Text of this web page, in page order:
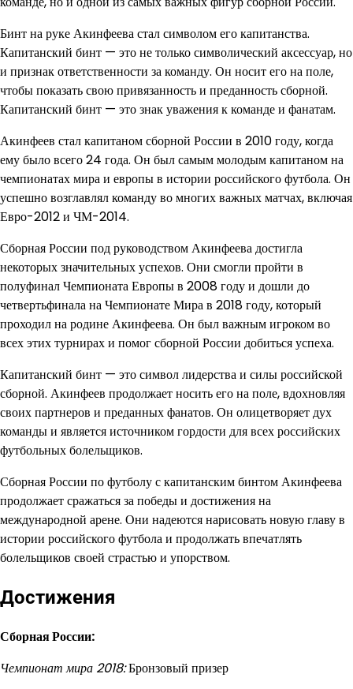
Бинт на руке Акинфеева стал символом его капитанства.
Капитанский бинт — это не только символический аксессуар, но
и признак ответственности за команду. Он носит его на поле,
чтобы показать свою привязанность и преданность сборной.
Капитанский бинт — это знак уважения к команде и фанатам.
Акинфеев стал капитаном сборной России в 2010 году, когда
ему было всего 24 года. Он был самым молодым капитаном на
чемпионатах мира и европы в истории российского футбола. Он
успешно возглавлял команду во многих важных матчах, включая
Евро-2012 и ЧМ-2014.
Сборная России под руководством Акинфеева достигла
некоторых значительных успехов. Они смогли пройти в
полуфинал Чемпионата Европы в 2008 году и дошли до
четвертьфинала на Чемпионате Мира в 2018 году, который
проходил на родине Акинфеева. Он был важным игроком во
всех этих турнирах и помог сборной России добиться успеха.
Капитанский бинт — это символ лидерства и силы российской
сборной. Акинфеев продолжает носить его на поле, вдохновляя
своих партнеров и преданных фанатов. Он олицетворяет дух
команды и является источником гордости для всех российских
футбольных болельщиков.
Сборная России по футболу с капитанским бинтом Акинфеева
продолжает сражаться за победы и достижения на
международной арене. Они надеются нарисовать новую главу в
истории российского футбола и продолжать впечатлять
болельщиков своей страстью и упорством.
Достижения
Сборная России:
Чемпионат мира 2018:Бронзовый призер